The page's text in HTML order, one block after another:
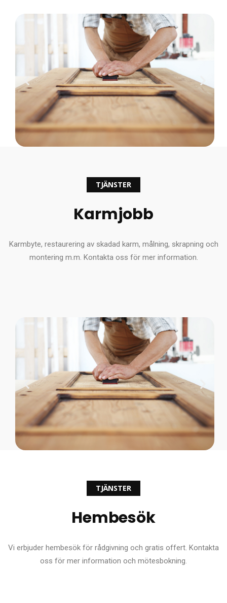
TJÄNSTER
Karmjobb
Karmbyte, restaurering av skadad karm, målning, skrapning och
montering m.m. Kontakta oss för mer information.
TJÄNSTER
Hembesök
Vi erbjuder hembesök för rådgivning och gratis offert. Kontakta
oss för mer information och mötesbokning.